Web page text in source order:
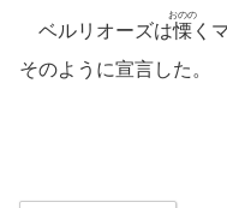
ベルリオーズは慄
おのの
く
そのように宣言した。